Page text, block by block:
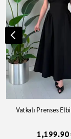
Vatkalı Prenses
1,199.90